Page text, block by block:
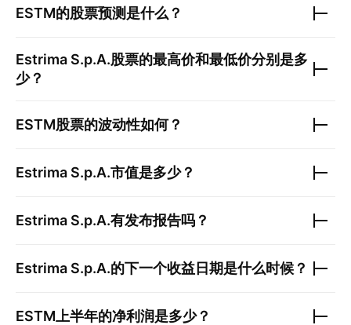
ESTM的股票预测是什么？
Estrima S.p.A.股票的最高价和最低价分别是多
少？
ESTM股票的波动性如何？
Estrima S.p.A.市值是多少？
Estrima S.p.A.有发布报告吗？
Estrima S.p.A.的下一个收益日期是什么时候？
ESTM 上半年的净利润是多少？